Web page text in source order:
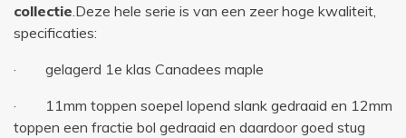
collectie.Deze hele serie is van een zeer hoge kwaliteit,
specificaties:
· gelagerd 1e klas Canadees maple
· 11mm toppen soepel lopend slank gedraaid en 12mm
toppen een fractie bol gedraaid en daardoor goed stug